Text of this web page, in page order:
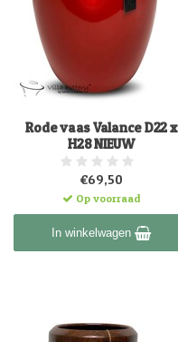
Rode vaas Valance D22 x
H28 NIEUW
€69,50
Op voorraad
In winkelwagen